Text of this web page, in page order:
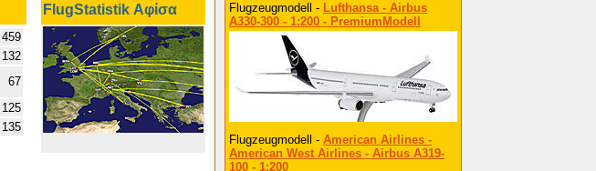
FlugStatistik Αφίσα
459
132
67
125
135
Flugzeugmodell - Lufthansa - Airbus
A330-300 - 1:200 - PremiumModell
Flugzeugmodell - American Airlines -
American West Airlines - Airbus A319-
100 - 1:200